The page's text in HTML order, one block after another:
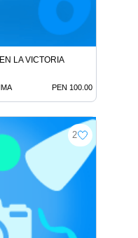
LA VICTORIA
PEN 100.00
2